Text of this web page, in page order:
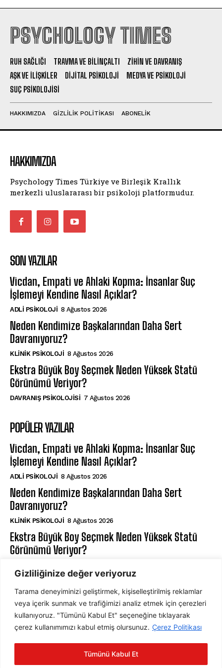
Gizliliğinize değer veriyoruz
Tarama deneyiminizi geliştirmek, kişiselleştirilmiş reklamlar
veya içerik sunmak ve trafiğimizi analiz etmek için çerezleri
kullanıyoruz. "Tümünü Kabul Et" seçeneğine tıklayarak
çerez kullanımımızı kabul etmiş olursunuz. Çerez Politikası
Tümünü Kabul Et
PSYCHOLOGY TIMES
RUH SAĞLIĞI TRAVMA VE BILINÇALTI
ZIHIN VE DAVRANIŞ
AŞK VE İLIŞKILER
DIJITAL PSIKOLOJI
MEDYA VE PSIKOLOJI
SUÇ PSIKOLOJISI
HAKKIMIZDA GIZLILIK POLITIKASI ABONELIK
HAKKIMIZDA
Psychology Times Türkiye ve Birleşik Krallık
merkezli uluslararası bir psikoloji platformudur.
SON YAZILAR
Vicdan, Empati ve Ahlaki Kopma: İnsanlar Suç
İşlemeyi Kendine Nasıl Açıklar?
ADLI PSIKOLOJI 8 Ağustos 2026
Neden Kendimize Başkalarından Daha Sert
Davranıyoruz?
KLINIK PSIKOLOJI 8 Ağustos 2026
Ekstra Büyük Boy Seçmek Neden Yüksek Statü
Görünümü Veriyor?
DAVRANIŞ PSIKOLOJISI 7 Ağustos 2026
POPÜLER YAZILAR
Vicdan, Empati ve Ahlaki Kopma: İnsanlar Suç
İşlemeyi Kendine Nasıl Açıklar?
ADLI PSIKOLOJI 8 Ağustos 2026
Neden Kendimize Başkalarından Daha Sert
Davranıyoruz?
KLINIK PSIKOLOJI 8 Ağustos 2026
Ekstra Büyük Boy Seçmek Neden Yüksek Statü
Görünümü Veriyor?
ABONE OL
ABONE OL